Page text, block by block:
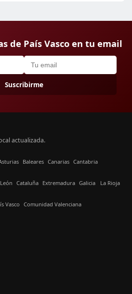
de País Vasco en tu email
Suscribirme
actualizada.
Baleares Canarias Cantabria
Cataluña Extremadura Galicia La Rioja
Vasco Comunidad Valenciana